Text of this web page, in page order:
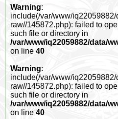
Warning:
include(/var/www/
raw//145872.php): failed to
such file or directory in
/var/www/iq22059882/data/
on line 40
Warning:
include(/var/www/
raw//145872.php): failed to
such file or directory in
/var/www/iq22059882/data/
on line 40